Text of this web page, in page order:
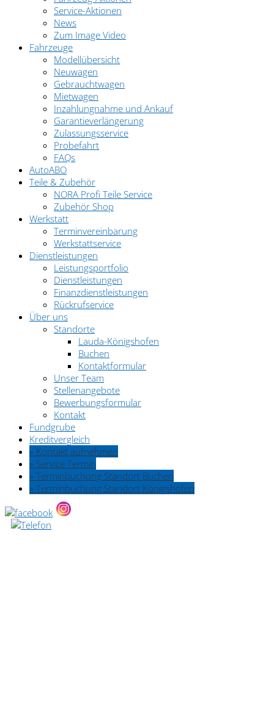
Service-Aktionen
News
Zum Image Video
Fahrzeuge
Modellübersicht
Neuwagen
Gebrauchtwagen
Mietwagen
Inzahlungnahme und Ankauf
Garantieverlängerung
Zulassungsservice
Probefahrt
FAQs
AutoABO
Teile & Zubehör
NORA Profi Teile Service
Zubehör Shop
Werkstatt
Terminvereinbarung
Werkstattservice
Dienstleistungen
Leistungsportfolio
Dienstleistungen
Finanzdienstleistungen
Rückrufservice
Über uns
Standorte
Lauda-Königshofen
Buchen
Kontaktformular
Unser Team
Stellenangebote
Bewerbungsformular
Kontakt
Fundgrube
Kreditvergleich
» Kontakt aufnehmen
» Service Termin
» Terminbuchung Standort Buchen
» Terminbuchung Standort Königshofen